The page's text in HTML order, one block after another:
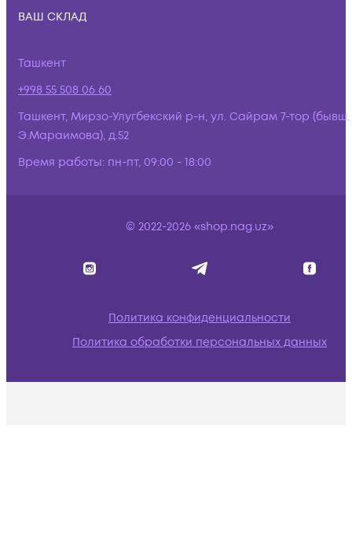
ВАШ СКЛАД
Ташкент
+998 55 508 06 60
Ташкент, Мирзо-Улугбекский р-н, ул. Сайрам 7-тор (бывш.
Э.Мараимова), д.52
Время работы: пн-пт, 09:00 - 18:00
© 2022-2026 «shop.nag.uz»
Политика конфиденциальности
Политика обработки персональных данных